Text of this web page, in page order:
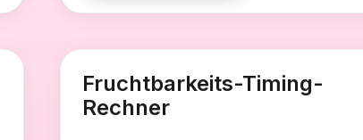
Fruchtbarkeits-Timing-
Rechner
Was dieses Tool enthält
Personalisiertes fruchtbares Fenster